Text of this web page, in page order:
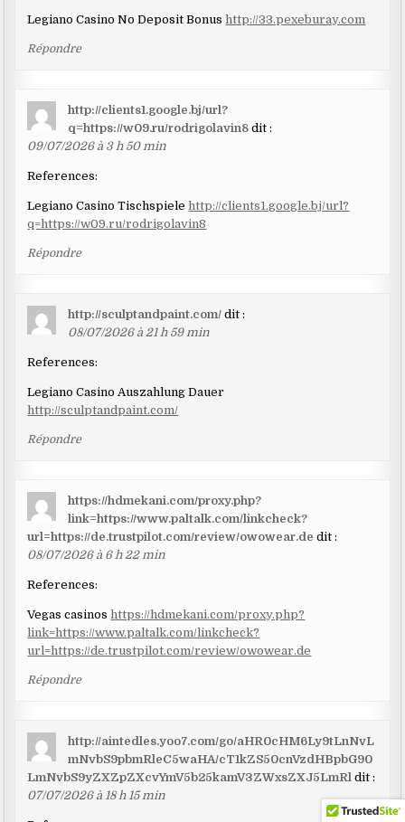
Legiano Casino No Deposit Bonus http://33.pexeburay.com
Répondre
http://clients1.google.bj/url?
q=https://w09.ru/rodrigolavin8 dit :
09/07/2026 à 3 h 50 min
References:
Legiano Casino Tischspielehttp://clients1.google.bj/url?
q=https://w09.ru/rodrigolavin8
Répondre
http://sculptandpaint.com/ dit :
08/07/2026 à 21 h 59 min
References:
Legiano Casino Auszahlung Dauer
http://sculptandpaint.com/
Répondre
https://hdmekani.com/proxy.php?
link=https://www.paltalk.com/linkcheck?
url=https://de.trustpilot.com/review/owowear.de dit :
08/07/2026 à 6 h 22 min
References:
Vegas casinoshttps://hdmekani.com/proxy.php?
link=https://www.paltalk.com/linkcheck?
url=https://de.trustpilot.com/review/owowear.de
Répondre
http://aintedles.yoo7.com/go/aHR0cHM6Ly9tLnNvL
mNvbS9pbmRleC5waHA/cT1kZS50cnVzdHBpbG90
LmNvbS9yZXZpZXcvYmV5b25kamV3ZWxsZXJ5LmRl dit :
07/07/2026 à 18 h 15 min